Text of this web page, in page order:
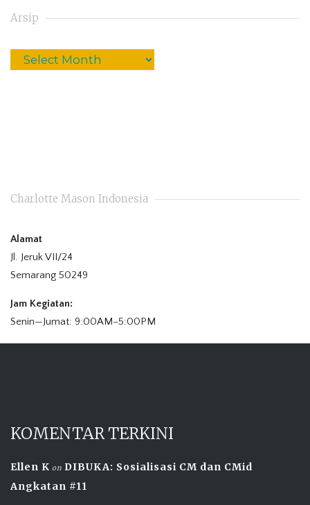
Arsip
Charlotte Mason Indonesia
Alamat
Jl. Jeruk VII/24
Semarang 50249
Jam Kegiatan:
Senin—Jumat: 9:00AM–5:00PM
KOMENTAR TERKINI
Ellen K on DIBUKA: Sosialisasi CM dan CMid
Angkatan #11